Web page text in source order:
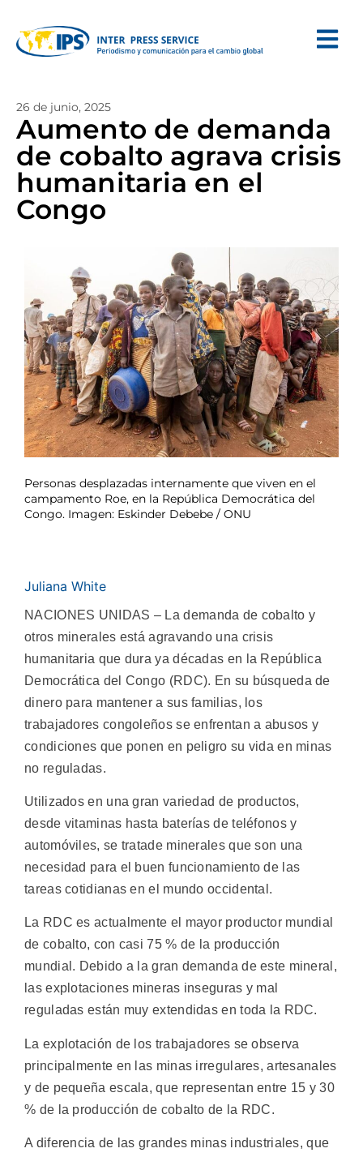
26 de junio, 2025
Aumento de demanda
de cobalto agrava crisis
humanitaria en el
Congo
Personas desplazadas internamente que viven en el
campamento Roe, en la República Democrática del
Congo. Imagen: Eskinder Debebe / ONU
Juliana White
NACIONES UNIDAS – La demanda de cobalto y
otros minerales está agravando una crisis
humanitaria que dura ya décadas en la República
Democrática del Congo (RDC). En su búsqueda de
dinero para mantener a sus familias, los
trabajadores congoleños se enfrentan a abusos y
condiciones que ponen en peligro su vida en minas
no reguladas.
Utilizados en una gran variedad de productos,
desde vitaminas hasta baterías de teléfonos y
automóviles, se tratade minerales que son una
necesidad para el buen funcionamiento de las
tareas cotidianas en el mundo occidental.
La RDC es actualmente el mayor productor mundial
de cobalto, con casi 75 % de la producción
mundial. Debido a la gran demanda de este mineral,
las explotaciones mineras inseguras y mal
reguladas están muy extendidas en toda la RDC.
La explotación de los trabajadores se observa
principalmente en las minas irregulares, artesanales
y de pequeña escala, que representan entre 15 y 30
% de la producción de cobalto de la RDC.
A diferencia de las grandes minas industriales, que